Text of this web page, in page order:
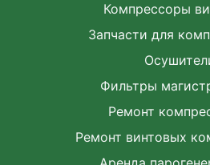
Компрессоры
Запчасти для
Фильтры
Ремонт
Ремонт винтовых